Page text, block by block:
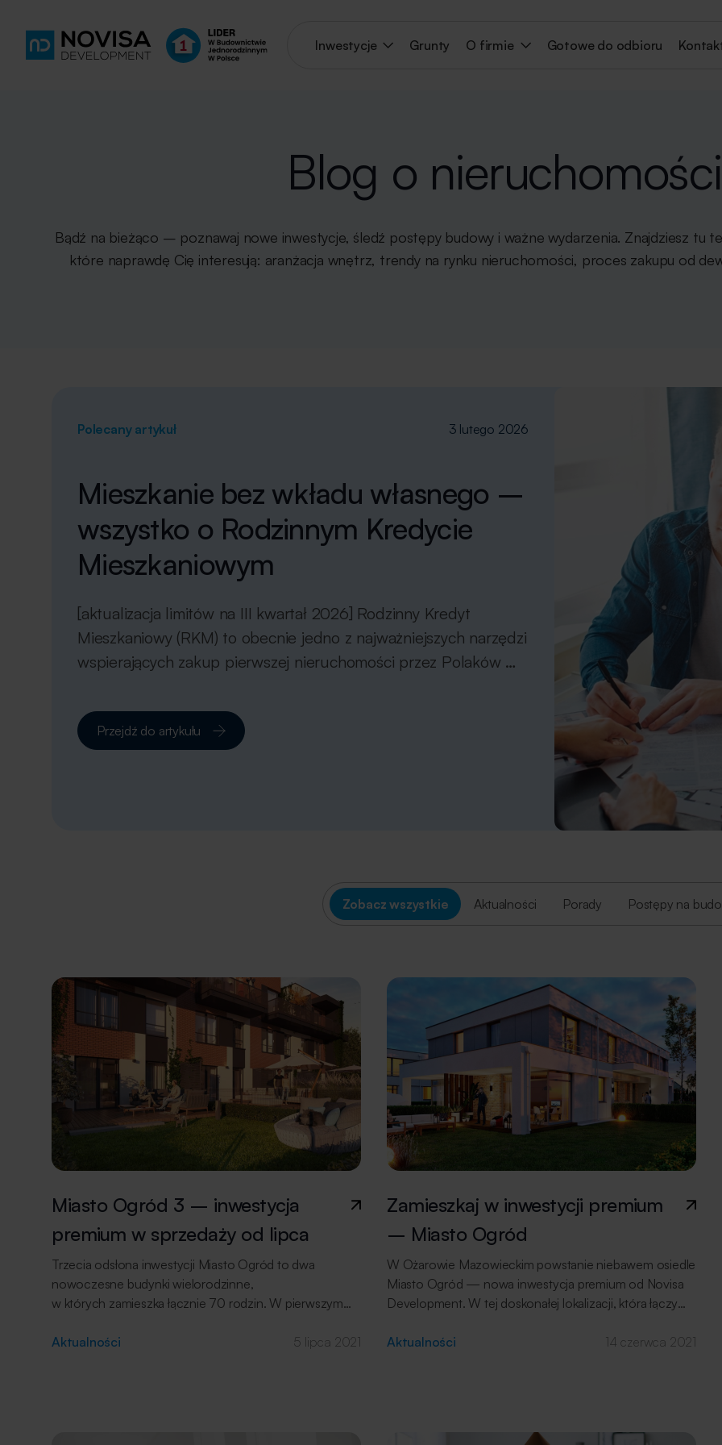
Inwestycje Grunty O firmie Gotowe do odbioru
Blog o
Bądź na bieżąco – poznawaj nowe inwestycje, śledź postępy budowy i ważne wydarzenia. Znajdziesz
które naprawdę Cię interesują: aranżacja wnętrz, trendy na rynku nieruchomości, proces zakupu od
Polecany artykuł 3 lutego 2026
Mieszkanie bez wkładu własnego –
wszystko o Rodzinnym Kredycie
Mieszkaniowym
[aktualizacja limitów na III kwartał 2026] Rodzinny Kredyt
Mieszkaniowy (RKM) to obecnie jedno z najważniejszych narzędzi
wspierających zakup pierwszej nieruchomości przez Polaków –
W artykule wyjaśnimy, na czym polega program mieszkaniowy,
kto może z niego skorzystać, jakie są aktualne limity oraz jak
Przejdź do artykułu
Zobacz wszystkie Aktualności Porady Postępy na
Miasto Ogród 3 – inwestycja
premium w sprzedaży od lipca
Trzecia odsłona inwestycji Miasto Ogród to dwa
nowoczesne budynki wielorodzinne,
w których zamieszka łącznie 70 rodzin. W pierwszym
lokalami o metrażach od 66 do 88,41 m2. Ceny lokali
Aktualności 5 lipca 2021
Zamieszkaj w inwestycji premium
– Miasto Ogród
W Ożarowie Mazowieckim powstanie niebawem osiedle
Miasto Ogród — nowa inwestycja premium od Novisa
Development. W tej doskonałej lokalizacji, która łączy
rozwiązań, zbudowanych zostanie łącznie 16
z udogodnień, które na co dzień oferuje […]
Aktualności 14 czerwca 2021